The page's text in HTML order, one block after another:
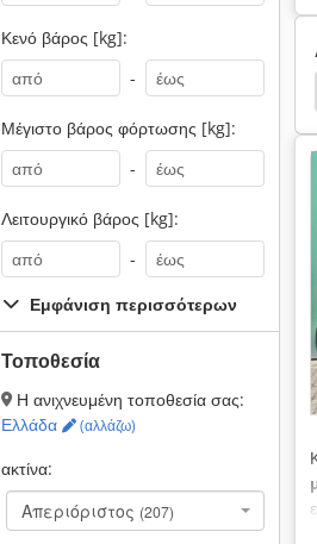
Κενό βάρος [kg]:
-
Μέγιστο βάρος φόρτωσης [kg]:
-
Λειτουργικό βάρος [kg]:
-
Εμφάνιση περισσότερων
Τοποθεσία
Η ανιχνευμένη τοποθεσία σας:
Ελλάδα
(αλλάζω)
ακτίνα:
Απεριόριστος (207)